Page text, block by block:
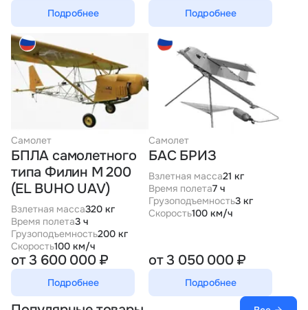
Подробнее Подробнее
Самолет
БПЛА самолетного
типа Филин М 200
(EL BUHO UAV)
Взлетная масса320 кг
Время полета3 ч
Грузоподъемность200 кг
Скорость100 км/ч
от 3 600 000 ₽
Подробнее
Самолет
БАС БРИЗ
Взлетная масса21 кг
Время полета7 ч
Грузоподъемность3 кг
Скорость100 км/ч
от 3 050 000 ₽
Подробнее